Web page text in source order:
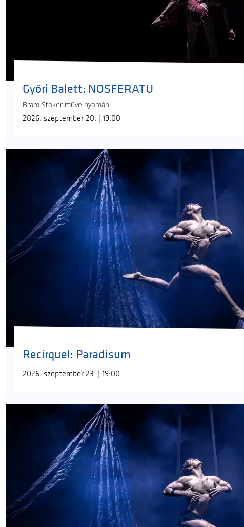
Győri Balett: NOSFERATU
Bram Stoker műve nyomán
2026. szeptember 20. | 19:00
Recirquel: Paradisum
2026. szeptember 23. | 19:00